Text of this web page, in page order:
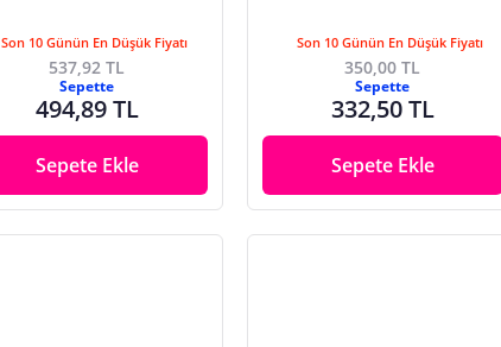
Son 10 Günün En Düşük Fiyatı
537,92 TL
Sepette
494,89 TL
Sepete Ekle
Son 10 Günün En Düşük Fiyatı
350,00 TL
Sepette
332,50 TL
Sepete Ekle